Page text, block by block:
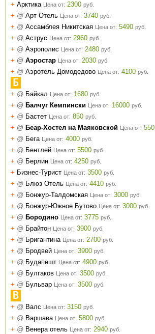
+ Арктика Цена от: 2300 руб.
+ @ Арт Отель Цена от: 3740 руб.
+ @ Ассамблея Никитская Цена от: 5490 руб.
+ @ Аструс Цена от: 2960 руб.
+ @ Аэрополис Цена от: 2480 руб.
+ @ Аэростар Цена от: 2030 руб.
+ @ Аэротель Домодедово Цена от: 4100 руб.
Б
+ @ Байкал Цена от: 1680 руб.
+ @ Балчуг Кемпински Цена от: 16000 руб.
+ @ Бастет Цена от: 850 руб.
+ @ Беар-Хостел на Маяковской Цена от: 550
+ @ Бега Цена от: 4000 руб.
+ @ Бентлей Цена от: 5500 руб.
+ @ Берлин Цена от: 4250 руб.
+ Бизнес-Турист Цена от: 3500 руб.
+ @ Блюз Отель Цена от: 4410 руб.
+ @ Бонжур-Талдомская Цена от: 3000 руб.
+ @ Бонжур-Южное Бутово Цена от: 3000 руб.
+ @ Бородино Цена от: 3775 руб.
+ @ Брайтон Цена от: 3900 руб.
+ @ Бригантина Цена от: 2700 руб.
+ @ Бродвей Цена от: 3900 руб.
+ @ Будапешт Цена от: 4900 руб.
+ @ Булгаков Цена от: 3500 руб.
+ @ Бульвар Цена от: 3500 руб.
В
+ @ Валс Цена от: 3150 руб.
+ @ Варшава Цена от: 5800 руб.
+ @ Венера отель Цена от: 2940 руб.